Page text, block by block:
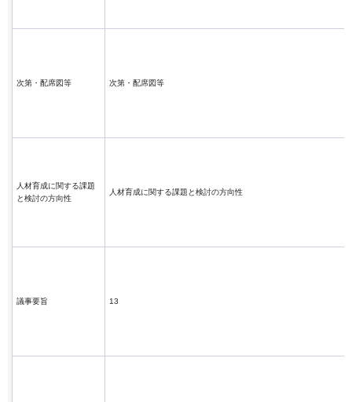
次第・配席図等 次第・配席図等
人材育成に関する課題
と検討の方向性
人材育成に関する課題と検討の方向性
議事要旨 13